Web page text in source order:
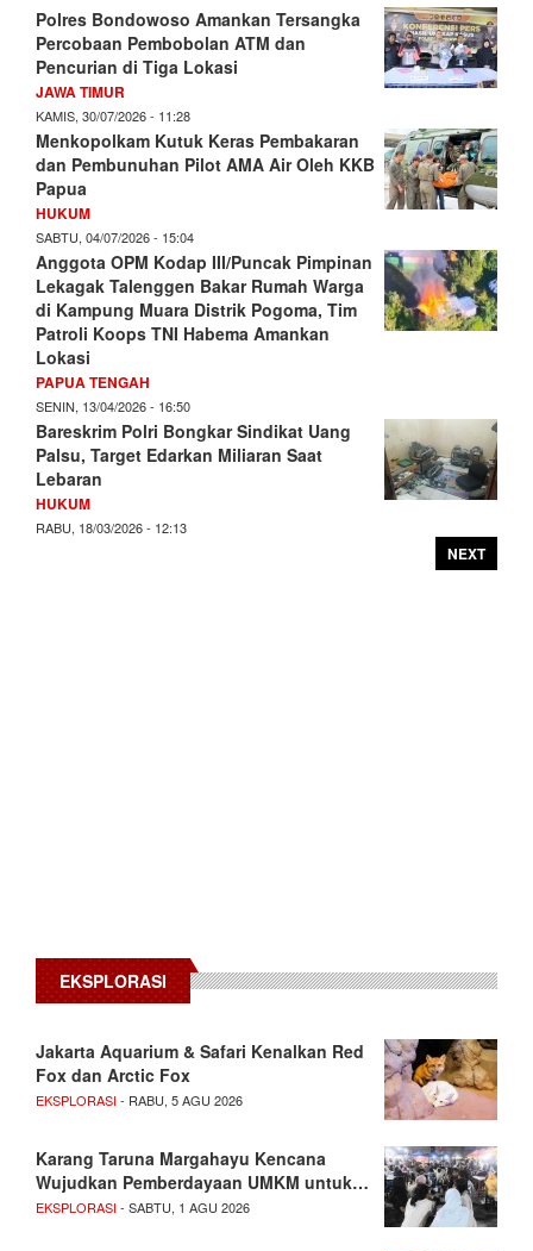
Polres Bondowoso Amankan Tersangka
Percobaan Pembobolan ATM dan
Pencurian di Tiga Lokasi
JAWA TIMUR
KAMIS, 30/07/2026 - 11:28
Menkopolkam Kutuk Keras Pembakaran
dan Pembunuhan Pilot AMA Air Oleh KKB
Papua
HUKUM
SABTU, 04/07/2026 - 15:04
Anggota OPM Kodap III/Puncak Pimpinan
Lekagak Talenggen Bakar Rumah Warga
di Kampung Muara Distrik Pogoma, Tim
Patroli Koops TNI Habema Amankan
Lokasi
PAPUA TENGAH
SENIN, 13/04/2026 - 16:50
Bareskrim Polri Bongkar Sindikat Uang
Palsu, Target Edarkan Miliaran Saat
Lebaran
HUKUM
RABU, 18/03/2026 - 12:13
NEXT
EKSPLORASI
Jakarta Aquarium & Safari Kenalkan Red
Fox dan Arctic Fox
EKSPLORASI- RABU, 5 AGU 2026
Karang Taruna Margahayu Kencana
Wujudkan Pemberdayaan UMKM untuk…
EKSPLORASI- SABTU, 1 AGU 2026